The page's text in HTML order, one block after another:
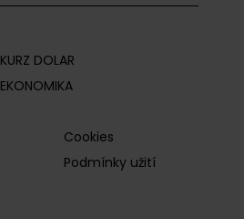
KURZ DOLAR
EKONOMIKA
Cookies
Podmínky užití